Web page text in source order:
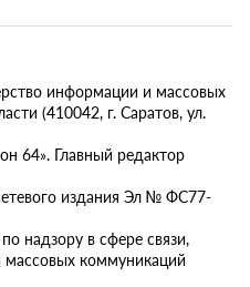
информации и массовых
(410042, г. Саратов, ул.
64». Главный редактор
издания Эл № ФС77-
надзору в сфере связи,
коммуникаций